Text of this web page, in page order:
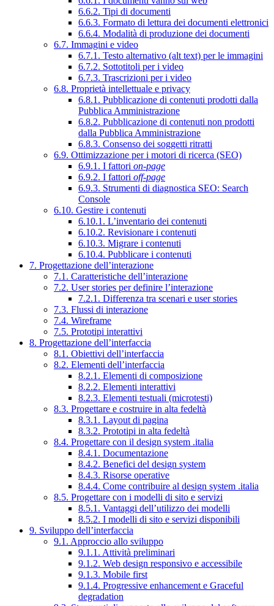
6.6.2. Tipi di documenti
6.6.3. Formato di lettura dei documenti elettronici
6.6.4. Modalità di produzione dei documenti
6.7. Immagini e video
6.7.1. Testo alternativo (alt text) per le immagini
6.7.2. Sottotitoli per i video
6.7.3. Trascrizioni per i video
6.8. Proprietà intellettuale e privacy
6.8.1. Pubblicazione di contenuti prodotti dalla
Pubblica Amministrazione
6.8.2. Pubblicazione di contenuti non prodotti
dalla Pubblica Amministrazione
6.8.3. Consenso dei soggetti ritratti
6.9. Ottimizzazione per i motori di ricerca (SEO)
6.9.1. I fattori on-page
6.9.2. I fattori off-page
6.9.3. Strumenti di diagnostica SEO: Search
Console
6.10. Gestire i contenuti
6.10.1. L’inventario dei contenuti
6.10.2. Revisionare i contenuti
6.10.3. Migrare i contenuti
6.10.4. Pubblicare i contenuti
7. Progettazione dell’interazione
7.1. Caratteristiche dell’interazione
7.2. User stories per definire l’interazione
7.2.1. Differenza tra scenari e user stories
7.3. Flussi di interazione
7.4. Wireframe
7.5. Prototipi interattivi
8. Progettazione dell’interfaccia
8.1. Obiettivi dell’interfaccia
8.2. Elementi dell’interfaccia
8.2.1. Elementi di composizione
8.2.2. Elementi interattivi
8.2.3. Elementi testuali (microtesti)
8.3. Progettare e costruire in alta fedeltà
8.3.1. Layout di pagina
8.3.2. Prototipi in alta fedeltà
8.4. Progettare con il design system .italia
8.4.1. Documentazione
8.4.2. Benefici del design system
8.4.3. Risorse operative
8.4.4. Come contribuire al design system .italia
8.5. Progettare con i modelli di sito e servizi
8.5.1. Vantaggi dell’utilizzo dei modelli
8.5.2. I modelli di sito e servizi disponibili
9. Sviluppo dell’interfaccia
9.1. Approccio allo sviluppo
9.1.1. Attività preliminari
9.1.2. Web design responsivo e accessibile
9.1.3. Mobile first
9.1.4. Progressive enhancement e Graceful
degradation